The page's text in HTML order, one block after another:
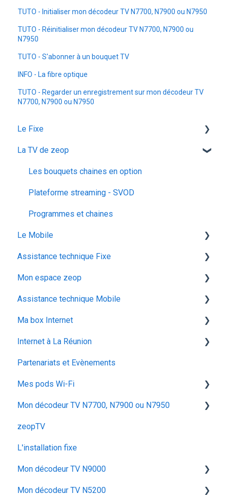
TUTO - Initialiser mon décodeur TV N7700, N7900 ou N7950
TUTO - Réinitialiser mon décodeur TV N7700, N7900 ou
N7950
TUTO - S'abonner à un bouquet TV
INFO - La fibre optique
TUTO - Regarder un enregistrement sur mon décodeur TV
N7700, N7900 ou N7950
Le Fixe
Facturation
Les services
Gestion email
Offres et Options
La TV de zeop
Les bouquets chaines en option
Plateforme streaming - SVOD
Programmes et chaines
Le Mobile
configuration ios
Mon abonnement
configuration android
utiliser la messagerie vocale
configuration activation sim
voyager
Assistance technique Fixe
recuperation achat vod est
audiodescription aveugle malvoyant
ocs go
Mon espace zeop
Carte SIM
Déménagement
Mes Cadeaux
Assistance technique Mobile
Les appels
Réseau & internet
SMS / MMS
Ma box Internet
ZTE F670
Iskratel Innbox G68
Iskratel Innbox G92
Application Ma zeopbox
Arris TG862
Iskratel Innbox G78
Arris TG2482B
Iskratel G84
Internet à La Réunion
La fibre optique
Partenariats et Evènements
Mes pods Wi-Fi
Huawei OptiXstar K153
Iskratel Innbox M92
Configurer & Utiliser : Mes Pods
Mon décodeur TV N7700, N7900 ou N7950
Configurer mon décodeur TV
Utiliser mon décodeur TV
Dépanner mon décodeur TV
zeopTV
L'installation fixe
Mon décodeur TV N9000
Utiliser mon décodeur TV N9000
Mon décodeur TV N5200